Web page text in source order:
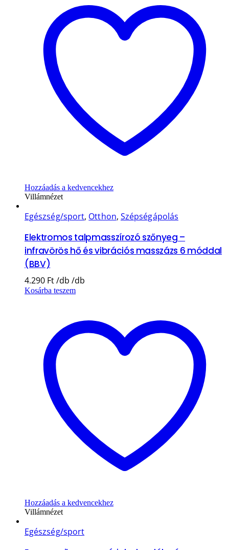
Hozzáadás a kedvencekhez
Villámnézet
Egészség/sport, Otthon, Szépségápolás
Elektromos talpmasszírozó szőnyeg –
infravörös hő és vibrációs masszázs 6 móddal
(BBV)
4.290 Ft
Kosárba teszem
Hozzáadás a kedvencekhez
Villámnézet
Egészség/sport